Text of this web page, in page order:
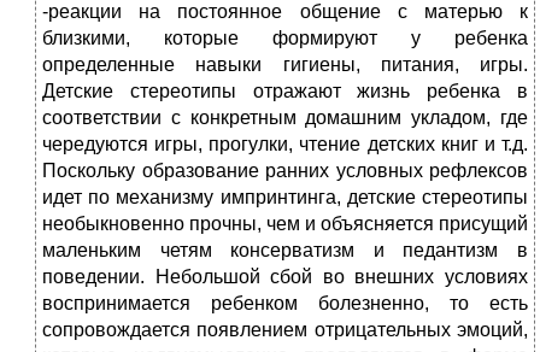
-реакции на постоянное общение с матерью к
близкими, которые формируют у ребенка
определенные навыки гигиены, питания, игры.
Детские стереотипы отражают жизнь ребенка в
соответствии с конкретным домашним укладом, где
чередуются игры, прогулки, чтение детских книг и т.д.
Поскольку образование ранних условных рефлексов
идет по механизму импринтинга, детские стереотипы
необыкновенно прочны, чем и объясняется присущий
маленьким четям консерватизм и педантизм в
поведении. Небольшой сбой во внешних условиях
воспринимается ребенком болезненно, то есть
сопровождается появлением отрицательных эмоций,